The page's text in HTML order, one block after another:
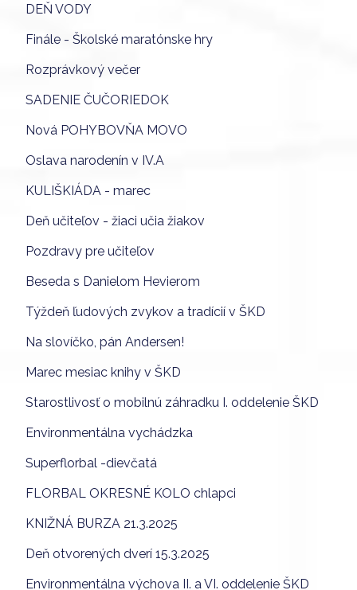
DEŇ VODY
Finále - Školské maratónske hry
Rozprávkový večer
SADENIE ČUČORIEDOK
Nová POHYBOVŇA MOVO
Oslava narodenín v IV.A
KULIŠKIÁDA - marec
Deň učiteľov - žiaci učia žiakov
Pozdravy pre učiteľov
Beseda s Danielom Hevierom
Týždeň ľudových zvykov a tradícií v ŠKD
Na slovíčko, pán Andersen!
Marec mesiac knihy v ŠKD
Starostlivosť o mobilnú záhradku I. oddelenie ŠKD
Environmentálna vychádzka
Superflorbal -dievčatá
FLORBAL OKRESNÉ KOLO chlapci
KNIŽNÁ BURZA 21.3.2025
Deň otvorených dverí 15.3.2025
Environmentálna výchova II. a VI. oddelenie ŠKD